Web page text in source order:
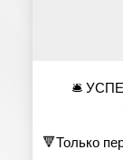
🛎️
🔻Только